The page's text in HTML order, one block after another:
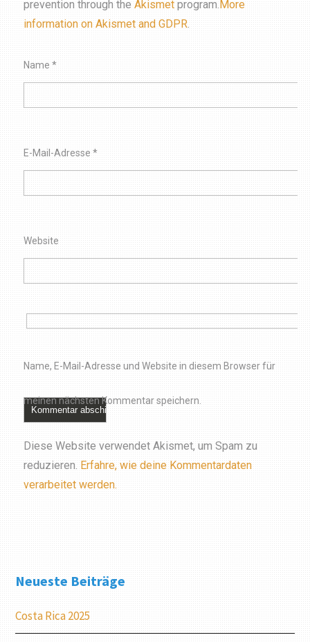
prevention through theAkismet program. More
information on Akismet and GDPR
Name*
E-Mail-Adresse*
Website
Name, E-Mail-Adresse und Website in diesem Browser für
meinen nächsten Kommentar speichern.
Diese Website verwendet Akismet, um Spam zu
reduzieren. Erfahre, wie deine Kommentardaten
verarbeitet werden.
Neueste Beiträge
Costa Rica 2025